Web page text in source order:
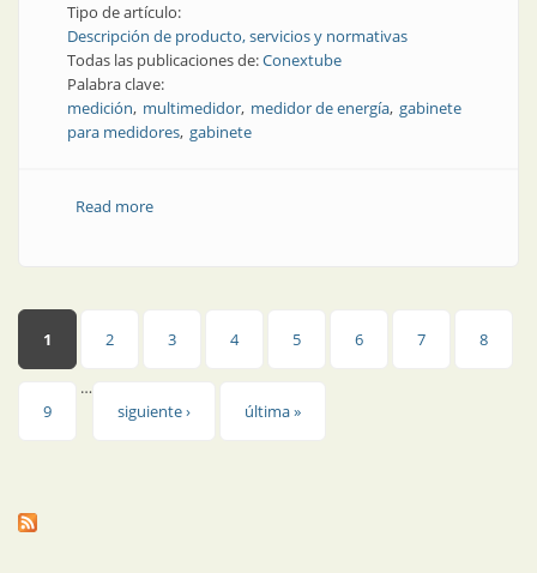
Tipo de artículo:
Descripción de producto, servicios y normativas
Todas las publicaciones de:Conextube
Palabra clave:
medición multimedidor medidor de energía gabinete
para medidores gabinete
Read moreabout Gabinetes de medición colectiva
Páginas
1 2 3 4 5 6 7 8
9
…
siguiente ›
última »